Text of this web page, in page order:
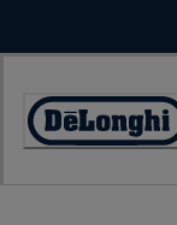
Accessibility